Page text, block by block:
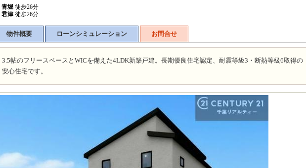
青堀 徒歩26分
君津 徒歩26分
物件概要 ローンシミュレーション お問合せ
3.5帖のフリースペースとWICを備えた4LDK新築戸建。長期優良住宅認定、耐震等級3・断熱等級6取得の
安心住宅です。